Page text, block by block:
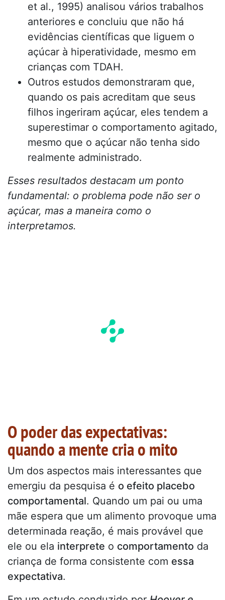
et al., 1995) analisou vários trabalhos
anteriores e concluiu que não há
evidências científicas que liguem o
açúcar à hiperatividade, mesmo em
crianças com TDAH.
Outros estudos demonstraram que,
quando os pais acreditam que seus
filhos ingeriram açúcar, eles tendem a
superestimar o comportamento agitado,
mesmo que o açúcar não tenha sido
realmente administrado.
Esses resultados destacam um ponto
fundamental: o problema pode não ser o
açúcar, mas a maneira como o
interpretamos.
O poder das expectativas:
quando a mente cria o mito
Um dos aspectos mais interessantes que
emergiu da pesquisa é o efeito placebo
comportamental. Quando um pai ou uma
mãe espera que um alimento provoque uma
determinada reação, é mais provável que
ele ou ela interprete o comportamento da
criança de forma consistente com essa
expectativa.